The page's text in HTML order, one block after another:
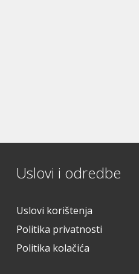
Uslovi i odredbe
Uslovi korištenja
Politika privatnosti
Politika kolačića